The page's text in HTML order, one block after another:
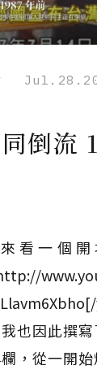
倒流
看一個開
也因此撰
，從一開